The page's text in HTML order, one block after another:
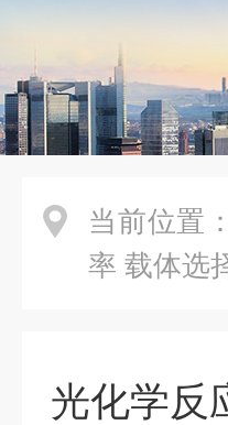
当前位置：
率 载体选
光化学反